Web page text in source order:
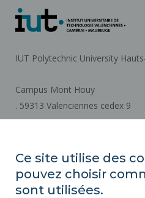
IUT Polytechnic University
Campus Mont Houy
. 59313 Valenciennes cedex 9
REGULATORY ACTS
Ce site utilise des
pouvez choisir
sont utilisées.